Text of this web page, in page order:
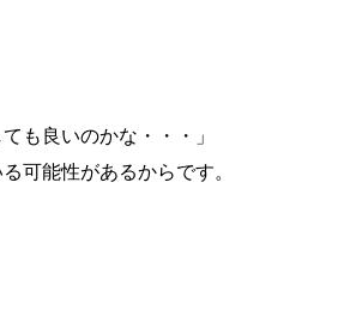
も良いのかな・・・」
可能性があるからです。